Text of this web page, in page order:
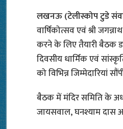
लखनऊ (टेलीस्कोप टुडे
वार्षिकोत्सव एवं श्री
करने के लिए तैयारी बैठक
दिवसीय धार्मिक एवं
को विभिन्न जिम्मेदारियां
बैठक में मंदिर समिति के
जायसवाल, घनश्याम दास